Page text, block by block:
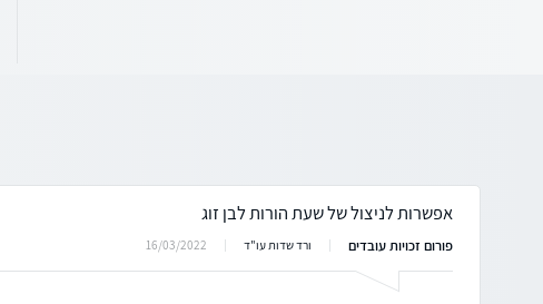
אפשרות לניצול של שעת הורות לבן זוג
פורום זכויות עובדים ורד שדות עו"ד 16/03/2022